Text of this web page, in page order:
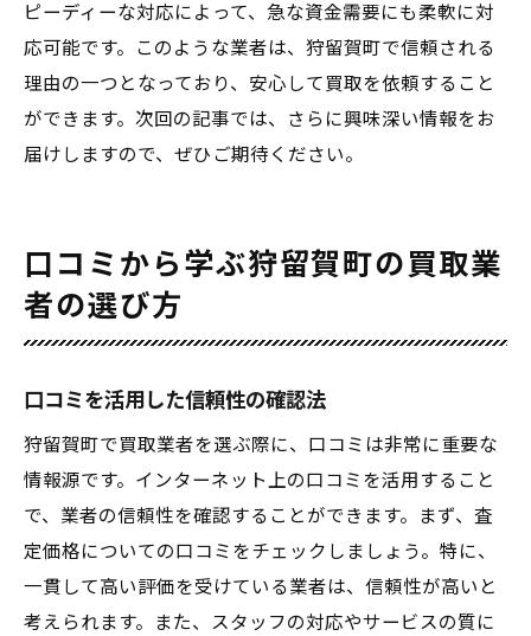
ピーディーな対応によって、急な資金需要にも柔軟に対
応可能です。このような業者は、狩留賀町で信頼される
理由の一つとなっており、安心して買取を依頼すること
ができます。次回の記事では、さらに興味深い情報をお
届けしますので、ぜひご期待ください。
口コミから学ぶ狩留賀町の買取業
者の選び方
口コミを活用した信頼性の確認法
狩留賀町で買取業者を選ぶ際に、口コミは非常に重要な
情報源です。インターネット上の口コミを活用すること
で、業者の信頼性を確認することができます。まず、査
定価格についての口コミをチェックしましょう。特に、
一貫して高い評価を受けている業者は、信頼性が高いと
考えられます。また、スタッフの対応やサービスの質に